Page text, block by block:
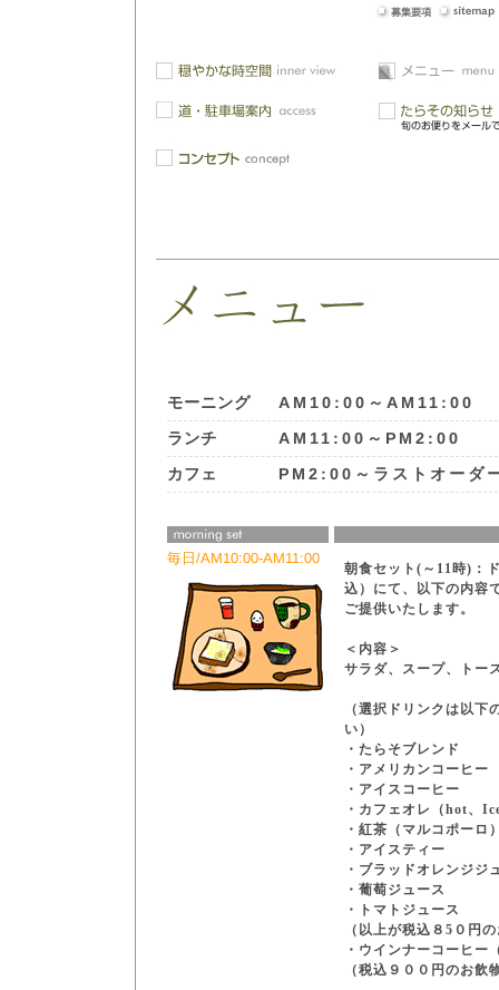
モーニング AM10:00～AM11:00
ランチ AM11:00～PM2:00
カフェ PM2:00～ラストオーダ
毎日/AM10:00-AM11:00
朝食セット(～11時)：
込）にて、以下の内容
ご提供いたします。
＜内容＞
サラダ、スープ、トー
（選択ドリンクは以下
い）
・たらそブレンド
・アメリカンコーヒー
・アイスコーヒー
・カフェオレ（hot、
・紅茶（マルコポーロ
・アイスティー
・ブラッドオレンジジ
・葡萄ジュース
・トマトジュース
（以上が税込８5０円
・ウインナーコーヒー
（税込９００円のお飲